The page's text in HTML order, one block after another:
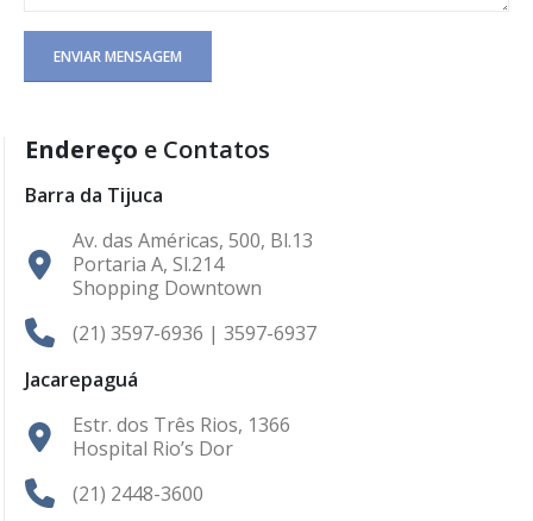
Endereço e Contatos
Barra da Tijuca
Av. das Américas, 500, Bl.13
Portaria A, Sl.214
Shopping Downtown
(21) 3597-6936 | 3597-6937
Jacarepaguá
Estr. dos Três Rios, 1366
Hospital Rio’s Dor
(21) 2448-3600